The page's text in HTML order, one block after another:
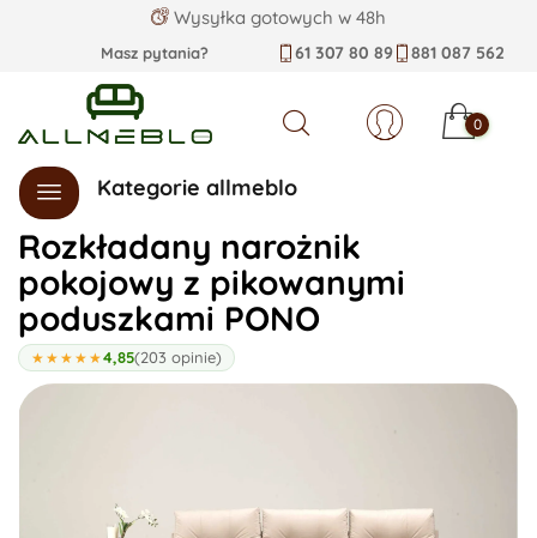
Wysyłka gotowych w 48h
Masz pytania? 61 307 80 89 881 087 562
Szukaj 0
Kategorie allmeblo
Rozkładany narożnik
pokojowy z pikowanymi
poduszkami PONO
★★★★★4,85(203 opinie)